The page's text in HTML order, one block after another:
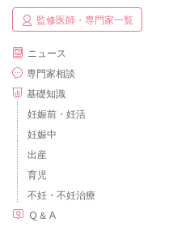
監修医師・専門家一覧
ニュース
専門家相談
基礎知識
妊娠前・妊活
妊娠中
出産
育児
不妊・不妊治療
Ｑ＆Ａ